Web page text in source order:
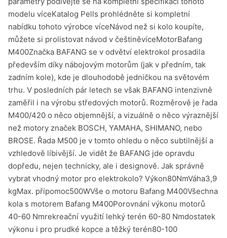
modelu víceKatalog Pells prohlédněte si kompletní
nabídku tohoto výrobce víceNávod než si kolo koupíte,
můžete si prolistovat návod v češtiněvíceMotorBafang
M400Značka BAFANG se v odvětví elektrokol prosadila
především díky nábojovým motorům (jak v předním, tak
zadním kole), kde je dlouhodobě jedničkou na světovém
trhu. V posledních pár letech se však BAFANG intenzivně
zaměřil i na výrobu středových motorů. Rozměrově je řada
M400/420 o něco objemnější, a vizuálně o něco výraznější
než motory značek BOSCH, YAMAHA, SHIMANO, nebo
BROSE. Řada M500 je v tomto ohledu o něco subtilnější a
vzhledově líbivější. Je vidět že BAFANG jde opravdu
dopředu, nejen technicky, ale i designově. Jak správně
vybrat vhodný motor pro elektrokolo? Výkon80NmVáha3,9
kgMax. přípomoc500WVše o motoru Bafang M400Všechna
kola s motorem Bafang M400Porovnání výkonu motorů
40-60 Nmrekreační využití lehký terén 60-80 Nmdostatek
výkonu i pro prudké kopce a těžký terén80-100